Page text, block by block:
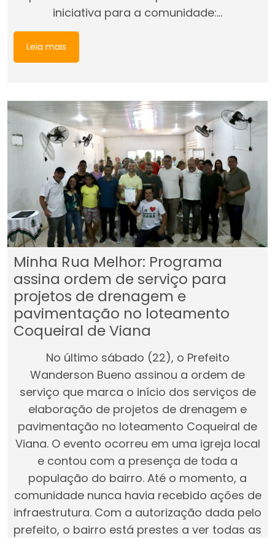
iniciativa para a comunidade:…
Leia mais
Minha Rua Melhor: Programa
assina ordem de serviço para
projetos de drenagem e
pavimentação no loteamento
Coqueiral de Viana
No último sábado (22), o Prefeito
Wanderson Bueno assinou a ordem de
serviço que marca o início dos serviços de
elaboração de projetos de drenagem e
pavimentação no loteamento Coqueiral de
Viana. O evento ocorreu em uma igreja local
e contou com a presença de toda a
população do bairro. Até o momento, a
comunidade nunca havia recebido ações de
infraestrutura. Com a autorização dada pelo
prefeito, o bairro está prestes a ver todas as